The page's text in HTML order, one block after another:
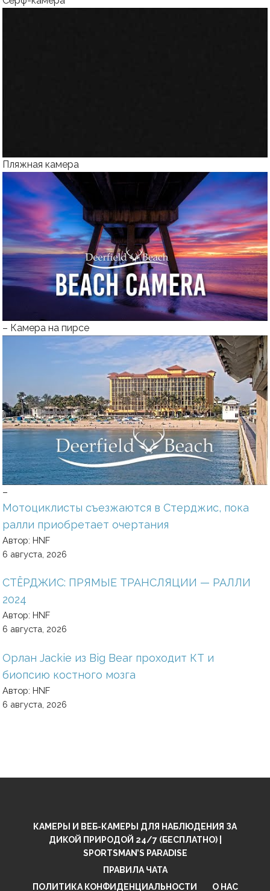
This live stream is offline. When it returns this page
will automatically update.
Пляжная камера
– Камера на пирсе
–
Мотоциклисты съезжаются в Стерджис, пока
ралли приобретает очертания
Автор: HNF
6 августа, 2026
СТЁРДЖИС: ПРЯМЫЕ ТРАНСЛЯЦИИ — РАЛЛИ
2024
Автор: HNF
6 августа, 2026
Орлан Jackie из Big Bear проходит КТ и
биопсию костного мозга
Автор: HNF
6 августа, 2026
КАМЕРЫ И ВЕБ-КАМЕРЫ ДЛЯ НАБЛЮДЕНИЯ ЗА
ДИКОЙ ПРИРОДОЙ 24/7 (БЕСПЛАТНО) |
SPORTSMAN’S PARADISE
ПРАВИЛА ЧАТА
ПОЛИТИКА КОНФИДЕНЦИАЛЬНОСТИ
О НАС